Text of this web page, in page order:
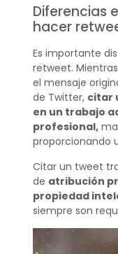
Diferencias
hacer
Es importante
retweet.
el mensaje
de Twitter, citar
en un trabajo
profesional,
proporcionando
Citar un tweet
de atribución
propiedad
siempre son